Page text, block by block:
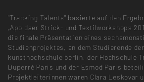
"Tracking Talents" basierte auf den
„Apoldaer Strick- und Textilworkshops
die finale Präsentation eines
Studienprojektes, an dem Studierende
kunsthochschule berlin, der Hochschule
Duperré Paris und der Esmod Paris
Projektleiterinnen waren Clara Leskovar